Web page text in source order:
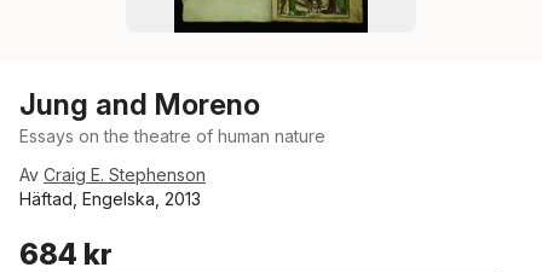
Jung and Moreno
Essays on the theatre of human nature
Av Craig E. Stephenson
Häftad, Engelska, 2013
684 kr